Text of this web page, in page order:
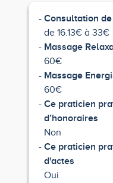
Consultation
de 16.13€ à 33€
Massage
60€
Massage
60€
Ce praticien
d’honoraires
Non
Ce praticien
d'actes
Oui